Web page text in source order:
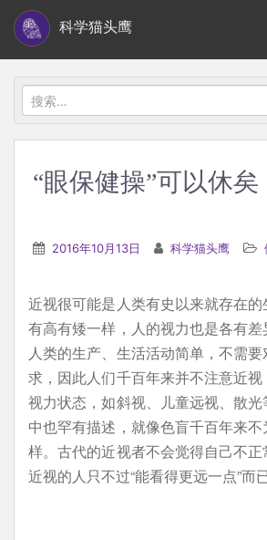
i
科学猫头鹰
搜
索：
“眼保健操”可以休矣
2016年10月13日 科学猫头鹰
近视很可能是人类有史以来就存在
有高有矮一样，人的视力也是各有
人类的生产、生活活动简单，不需
求，因此人们千百年来并不注意近
视力状态，如斜视、儿童远视、散
中也罕有描述，就像色盲千百年来
样。古代的近视者不会觉得自己不
近视的人只不过“能看得更远一点”而已